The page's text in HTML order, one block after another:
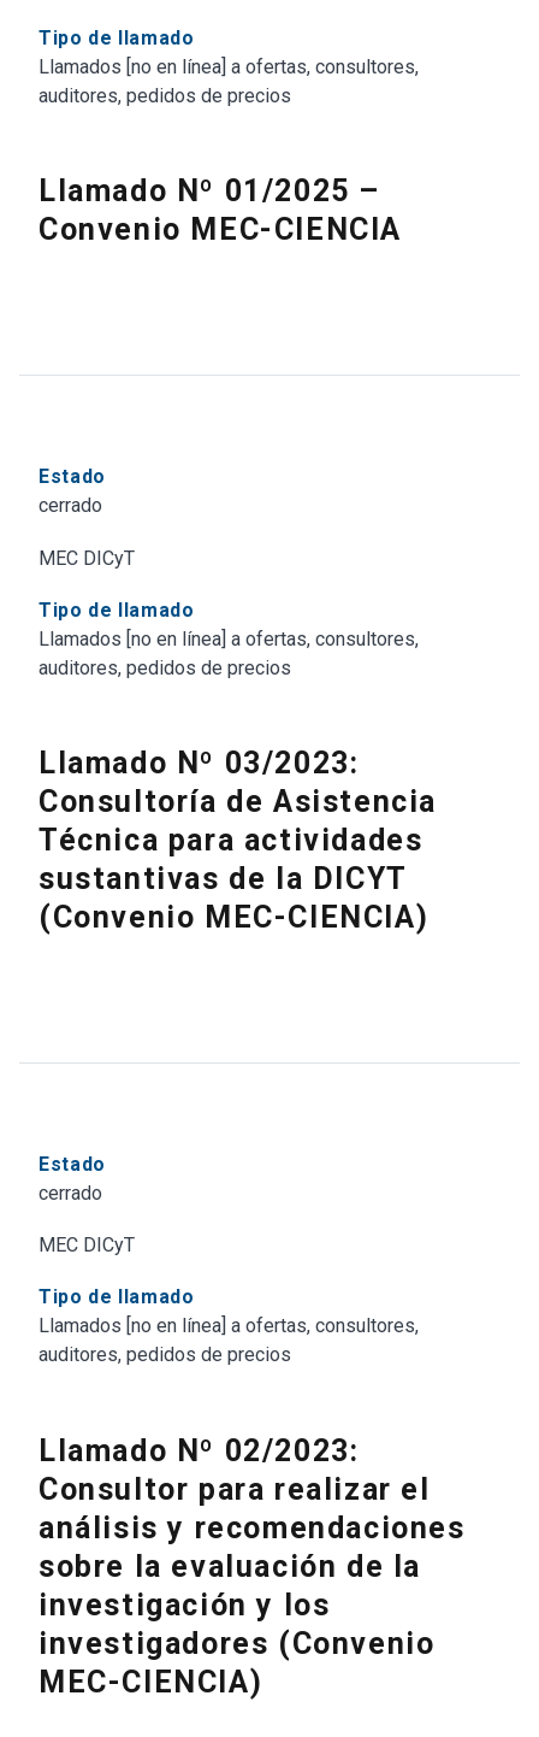
Tipo de llamado
Llamados [no en línea] a ofertas, consultores,
auditores, pedidos de precios
Llamado Nº 01/2025 –
Convenio MEC-CIENCIA
Estado
cerrado
MEC DICyT
Tipo de llamado
Llamados [no en línea] a ofertas, consultores,
auditores, pedidos de precios
Llamado Nº 03/2023:
Consultoría de Asistencia
Técnica para actividades
sustantivas de la DICYT
(Convenio MEC-CIENCIA)
Estado
cerrado
MEC DICyT
Tipo de llamado
Llamados [no en línea] a ofertas, consultores,
auditores, pedidos de precios
Llamado Nº 02/2023:
Consultor para realizar el
análisis y recomendaciones
sobre la evaluación de la
investigación y los
investigadores (Convenio
MEC-CIENCIA)